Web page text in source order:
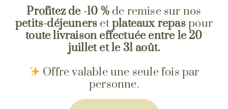
Profitez de -10 %de remise sur nos
petits-déjeuners etplateaux repaspour
toute livraison effectuée entre le 20
juillet et le 31 août.
Offre valable une seule fois par
personne.